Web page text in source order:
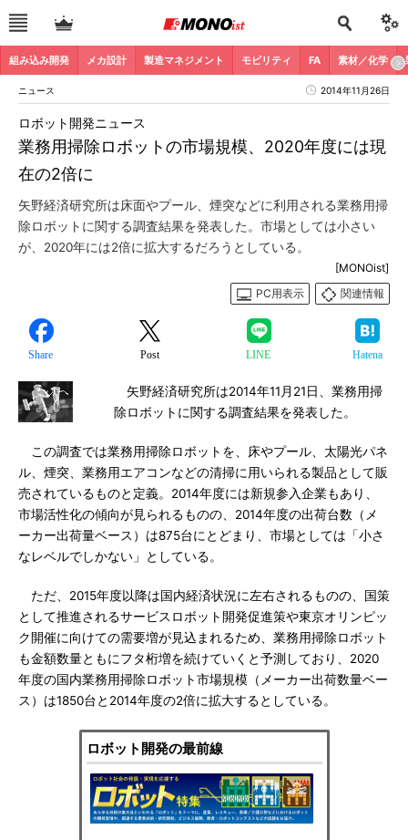
組み込み開発 メカ設計 製造マネジメント モビリティ FA 素材／化学
ニュース 2014年11月26日
業務用掃除ロボットの市場規模、2020年度には現
在の2倍に
ロボット開発ニュース
矢野経済研究所は床面やプール、煙突などに利用される業務用掃
除ロボットに関する調査結果を発表した。市場としては小さい
が、2020年には2倍に拡大するだろうとしている。
[MONOist]
PC用表示
関連情報
Share Post LINE Hatena
矢野経済研究所は2014年11月21日、業務用掃
除ロボットに関する調査結果を発表した。
この調査では業務用掃除ロボットを、床やプール、太陽光パネ
ル、煙突、業務用エアコンなどの清掃に用いられる製品として販
売されているものと定義。2014年度には新規参入企業もあり、
市場活性化の傾向が見られるものの、2014年度の出荷台数（メ
ーカー出荷量ベース）は875台にとどまり、市場としては「小さ
なレベルでしかない」としている。
ただ、2015年度以降は国内経済状況に左右されるものの、国策
として推進されるサービスロボット開発促進策や東京オリンピッ
ク開催に向けての需要増が見込まれるため、業務用掃除ロボット
も金額数量ともにフタ桁増を続けていくと予測しており、2020
年度の国内業務用掃除ロボット市場規模（メーカー出荷数量ベー
ス）は1850台と2014年度の2倍に拡大するとしている。
ロボット開発の最前線